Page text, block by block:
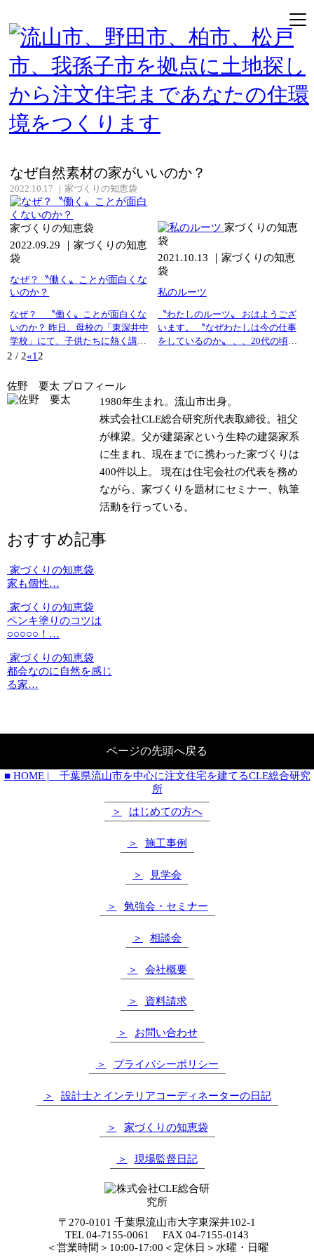
最新の記事
家づくりの知恵袋
なぜシンプルなのに映えるのか？
2023.06.13｜家づくりの知恵袋
なぜ自然素材の家がいいのか？
2022.10.17 ｜家づくりの知恵袋
家づくりの知恵袋
2022.09.29 ｜家づくりの知恵
袋
なぜ？〝働く〟ことが面白くな
いのか？
なぜ？ 〝働く〟ことが面白くな
いのか？ 昨日、母校の「東深井中
学校」にて、子供たちに熱く講演
してきました。 〝建築で働くとい
どもたちの反応は、、、 みんな目
がキラキラ！ でした。よく分から
ないけど楽しかった！と言っても
らえて感動しました笑 企画…
家づくりの知恵
袋
2021.10.13
家づくりの知恵
袋
私のルーツ
〝わたしのルーツ〟 おはようござ
います。 〝なぜわたしは今の仕事
をしているのか〟 、、20代の頃に
したことないし、、 ほんとうに考
えました。 しかも、わたしは18歳
から、22歳まで…
2 / 2«1 2
佐野 要太 プロフィール
1980年生まれ。流山市出身。
株式会社CLE総合研究所代表取締役。祖父
が棟梁。父が建築家という生粋の建築家系
に生まれ、現在までに携わった家づくりは
400件以上。 現在は住宅会社の代表を務め
ながら、家づくりを題材にセミナー、執筆
活動を行っている。
おすすめ記事
家づくりの知恵袋
家も個性…
家づくりの知恵袋
ペンキ塗りのコツは
○○○○○！…
家づくりの知恵袋
都会なのに自然を感じ
る家…
ページの先頭へ戻る
■ HOME | 千葉県流山市を中心に注文住宅を建てるCLE総合研究
所
はじめての方へ
施工事例
見学会
勉強会・セミナー
相談会
会社概要
資料請求
お問い合わせ
プライバシーポリシー
設計士とインテリアコーディネーターの日記
家づくりの知恵袋
現場監督日記
〒270-0101 千葉県流山市大字東深井102-1
TEL04-7155-0061
FAX 04-7155-0143
＜営業時間＞10:00-17:00＜定休日＞水曜・日曜